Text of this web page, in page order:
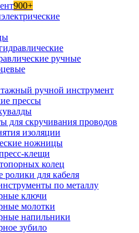
900+
ручные
ручной инструмент
прессы
для скручивания проводов
изоляции
ножницы
клещи
колец
ролики для кабеля
по металлу
ключи
молотки
напильники
зубило